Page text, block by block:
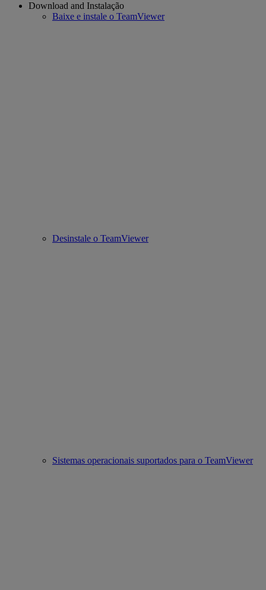
Download and Instalação
Baixe e instale o TeamViewer
Desinstale o TeamViewer
Sistemas operacionais suportados para o TeamViewer